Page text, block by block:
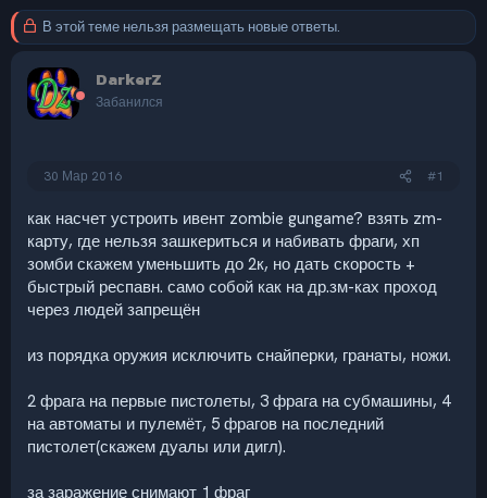
В этой теме нельзя размещать новые ответы.
DarkerZ
Забанился
30 Мар 2016 #1
как насчет устроить ивент zombie gungame? взять zm-
карту, где нельзя зашкериться и набивать фраги, хп
зомби скажем уменьшить до 2к, но дать скорость +
быстрый респавн. само собой как на др.зм-ках проход
через людей запрещён
из порядка оружия исключить снайперки, гранаты, ножи.
2 фрага на первые пистолеты, 3 фрага на субмашины, 4
на автоматы и пулемёт, 5 фрагов на последний
пистолет(скажем дуалы или дигл).
за заражение снимают 1 фраг